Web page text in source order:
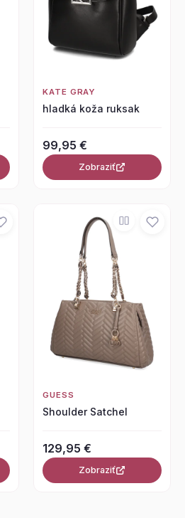
KATE GRAY
hladká koža ruksak
99,95 €
Zobraziť
GUESS
Shoulder Satchel
129,95 €
Zobraziť